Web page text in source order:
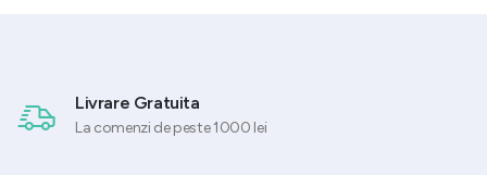
Livrare Gratuita
La comenzi de peste 1000 lei